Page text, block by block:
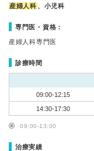
産婦人科 、小児科
専門医・資格：
産婦人科専門医
診療時間
09:00-12:15
14:30-17:30
09:00-13:00
治療実績